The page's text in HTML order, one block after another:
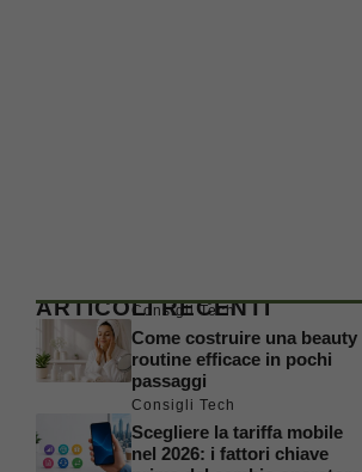
ARTICOLI RECENTI
Consigli Tech
Come costruire una beauty
routine efficace in pochi
passaggi
Consigli Tech
Scegliere la tariffa mobile
nel 2026: i fattori chiave